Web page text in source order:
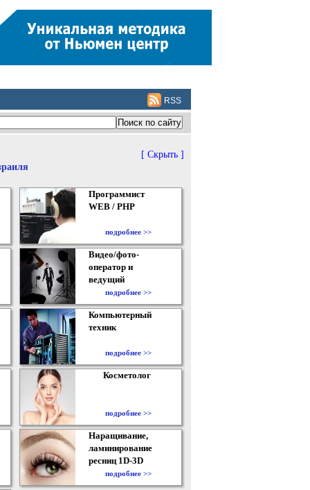
RSS
[ Скрыть ]
Программист
WEB / PHP
подробнее >>
Видео/фото-
оператор и
ведущий
подробнее >>
Компьютерный
техник
подробнее >>
Косметолог
подробнее >>
Наращивание,
ламинирование
ресниц 1D-3D
подробнее >>